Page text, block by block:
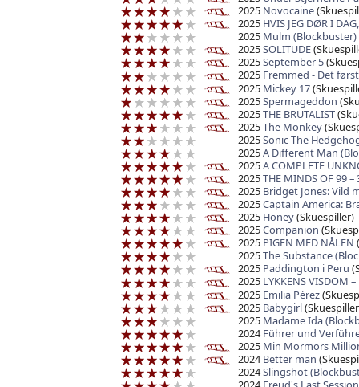
2025 Novocaine
2025 HVIS JEG DØR I
2025 Mulm (Blockbuster)
2025SOLITUDE
2025September 5
2025 Fremmed - Det
2025 Mickey 17
2025Spermageddon
2025THE BRUTALIST
2025The Monkey
2025Sonic The
2025A Different Man
2025A COMPLETE
2025THE MINDS OF 99
2025 Bridget Jones: Vild
2025Captain America:
2025 Honey(Skuespiller)
2025Companion
2025 PIGEN MED NÅLEN
2025The Substance
2025 Paddington i Peru
2025 LYKKENS VISDOM
2025 Emilia Pérez
2025 Babygirl
2025 Madame Ida
2024 Führer und
2025 Min Mormors
2024 Better man
2024Slingshot